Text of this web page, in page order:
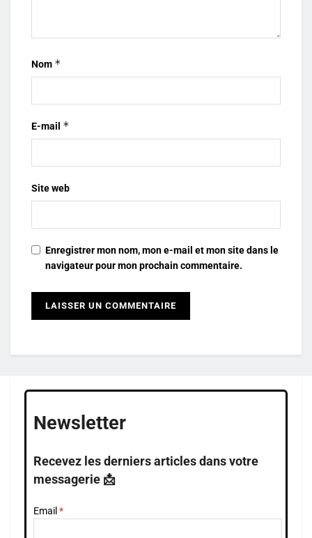
Nom *
E-mail *
Site web
Enregistrer mon nom, mon e-mail et mon site dans le
navigateur pour mon prochain commentaire.
Newsletter
Recevez les derniers articles dans votre
messagerie 📩
Email